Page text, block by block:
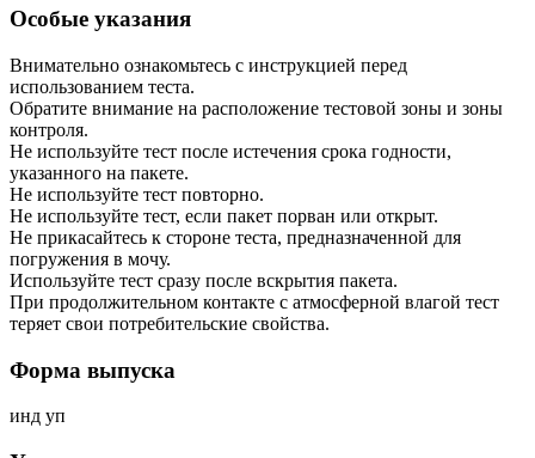
Особые указания
Внимательно ознакомьтесь с инструкцией перед
использованием теста.
Обратите внимание на расположение тестовой зоны и зоны
контроля.
Не используйте тест после истечения срока годности,
указанного на пакете.
Не используйте тест повторно.
Не используйте тест, если пакет порван или открыт.
Не прикасайтесь к стороне теста, предназначенной для
погружения в мочу.
Используйте тест сразу после вскрытия пакета.
При продолжительном контакте с атмосферной влагой тест
теряет свои потребительские свойства.
Форма выпуска
инд уп